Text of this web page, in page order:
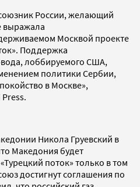
России, желающий
выражала
Москвой проекте
Поддержка
лоббируемого США,
политики Сербии,
в Москве»,
Никола Груевский в
Македония будет
поток» только в том
достигнут соглашения по